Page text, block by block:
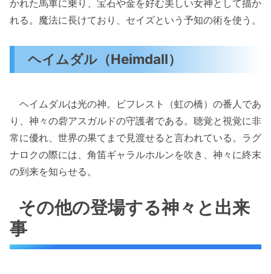
かれた馬車に乗り、宝石や金を好む美しい女神として描か
れる。魔法に長けており、セイズという予知の術を使う。
ヘイムダル（Heimdall）
ヘイムダルは光の神。ビフレスト（虹の橋）の番人であ
り、神々の砦アスガルドの守護者である。聴覚と視覚に非
常に優れ、世界の果てまで見渡せると言われている。ラグ
ナロクの際には、角笛ギャラルホルンを吹き、神々に終末
の到来を知らせる。
その他の登場する神々と出来
事